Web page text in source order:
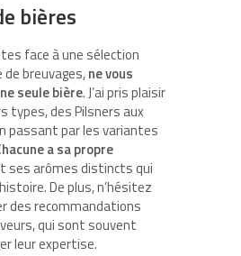
bières
face à une sélection
breuvages,ne vous
seule bière. J’ai pris plaisir
types, des Pilsners aux
passant par les variantes
a sa propre
ses arômes distincts qui
De plus, n’hésitez
des recommandations
qui sont souvent
leur expertise.